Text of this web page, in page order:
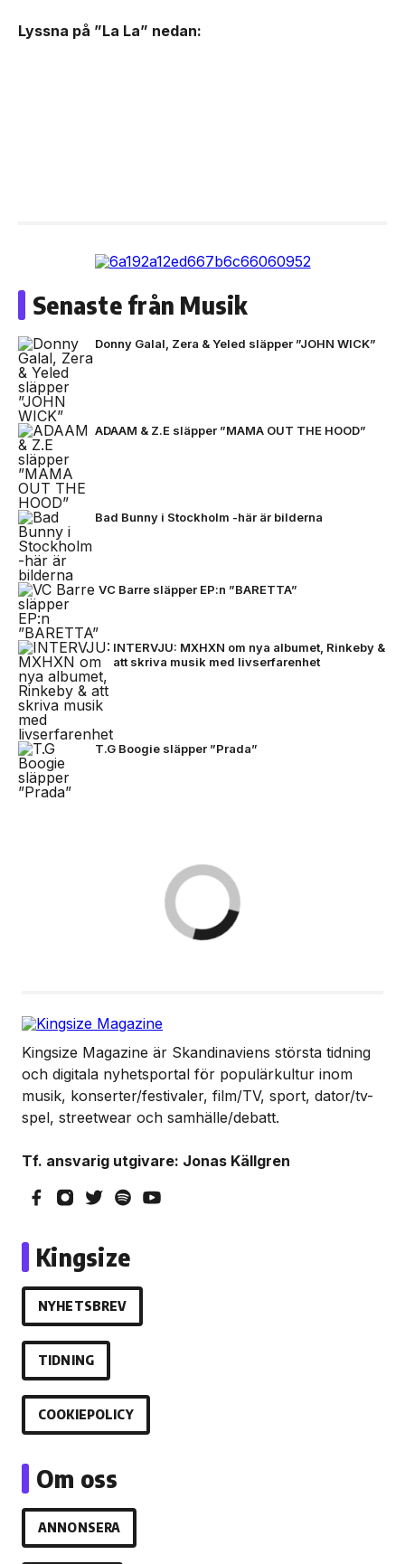
Lyssna på ”La La” nedan:
Senaste från Musik
Donny Galal, Zera & Yeled släpper ”JOHN WICK”
ADAAM & Z.E släpper ”MAMA OUT THE HOOD”
Bad Bunny i Stockholm -här är bilderna
VC Barre släpper EP:n ”BARETTA”
INTERVJU: MXHXN om nya albumet, Rinkeby &
att skriva musik med livserfarenhet
T.G Boogie släpper ”Prada”
Kingsize Magazine är Skandinaviens största tidning
och digitala nyhetsportal för populärkultur inom
musik, konserter/festivaler, film/TV, sport, dator/tv-
spel, streetwear och samhälle/debatt.
Tf. ansvarig utgivare: Jonas Källgren
Kingsize
NYHETSBREV
TIDNING
COOKIEPOLICY
Om oss
ANNONSERA